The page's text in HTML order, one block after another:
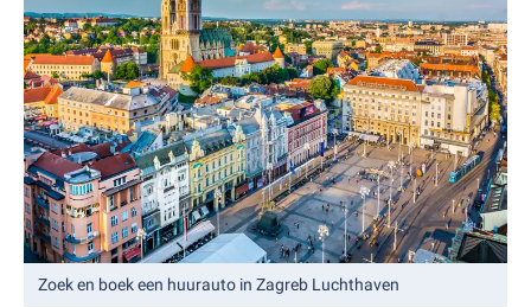
Zoek en boek een huurauto in Zagreb Luchthaven